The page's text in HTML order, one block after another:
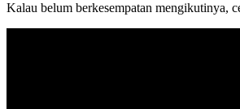
Kalau belum berkesempatan mengikutinya,